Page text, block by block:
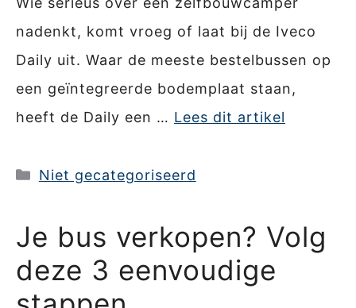
nadenkt, komt vroeg of laat bij de Iveco
Daily uit. Waar de meeste bestelbussen op
een geïntegreerde bodemplaat staan,
heeft de Daily een … Lees dit artikel
Categorieën
Niet gecategoriseerd
Je bus verkopen? Volg
deze 3 eenvoudige